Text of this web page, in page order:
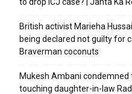
British activist Marieha
being declared not guilty for
Braverman coconuts
Mukesh Ambani
touching daughter-in-law